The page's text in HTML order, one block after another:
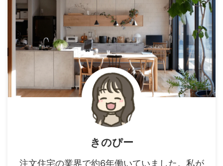
きのぴー
注文住宅の業界で約6年働いていました。私が